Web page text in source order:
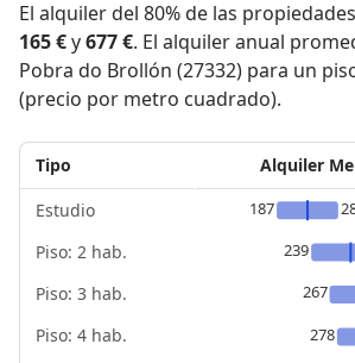
El alquiler del 80% de las
165 €y677 €. El alquiler anual
Pobra do Brollón (27332) para un
(precio por metro cuadrado).
Tipo
Estudio
Piso: 2 hab.
Piso: 3 hab.
Piso: 4 hab.
Alquiler
187
239
267
278